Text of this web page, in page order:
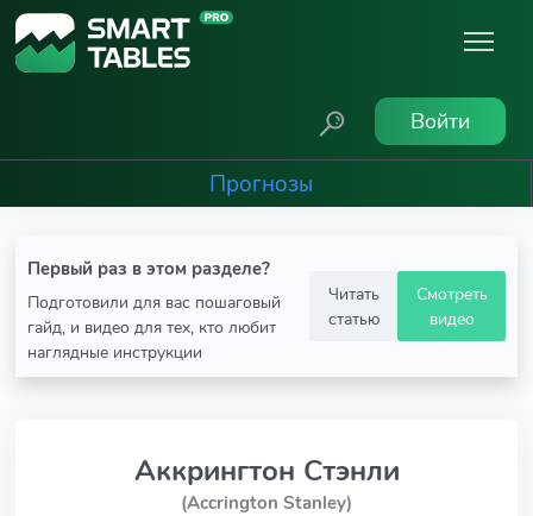
Войти
Прогнозы
Первый раз в этом разделе?
Подготовили для вас пошаговый
гайд, и видео для тех, кто любит
наглядные инструкции
Читать
статью
Смотреть
видео
Аккрингтон Стэнли
(Accrington Stanley)